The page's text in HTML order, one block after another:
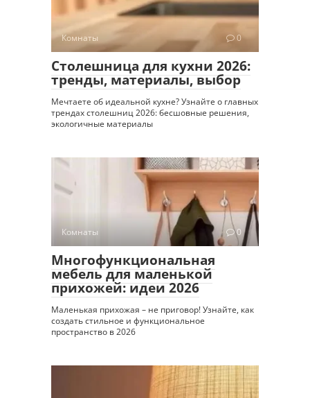
Комнаты 0
Столешница для кухни 2026:
тренды, материалы, выбор
Мечтаете об идеальной кухне? Узнайте о главных
трендах столешниц 2026: бесшовные решения,
экологичные материалы
Комнаты 0
Многофункциональная
мебель для маленькой
прихожей: идеи 2026
Маленькая прихожая – не приговор! Узнайте, как
создать стильное и функциональное
пространство в 2026